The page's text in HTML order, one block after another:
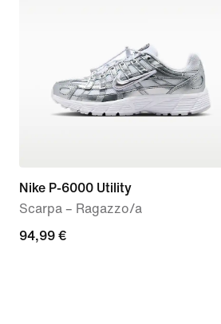
Nike P-6000 Utility
Scarpa – Ragazzo/a
94,99
94,99 €